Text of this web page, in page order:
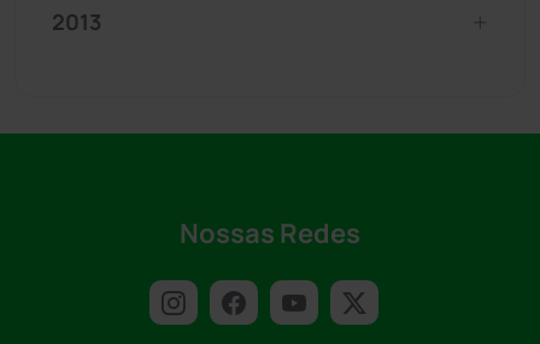
2013
Nossas Redes